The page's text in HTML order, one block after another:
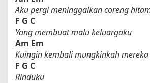
Aku pergi meninggalkan coreng
F G C
Yang membuat malu keluargaku
Am Em
Kuingin kembali mungkinkah
F G C
Rinduku